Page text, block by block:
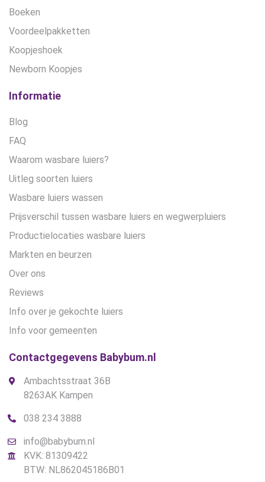
Boeken
Voordeelpakketten
Koopjeshoek
Newborn Koopjes
Informatie
Blog
FAQ
Waarom wasbare luiers?
Uitleg soorten luiers
Wasbare luiers wassen
Prijsverschil tussen wasbare luiers en wegwerpluiers
Productielocaties wasbare luiers
Markten en beurzen
Over ons
Reviews
Info over je gekochte luiers
Info voor gemeenten
Contactgegevens Babybum.nl
Ambachtsstraat 36B
8263AK Kampen
038 234 3888
info@babybum.nl
KVK: 81309422
BTW: NL862045186B01